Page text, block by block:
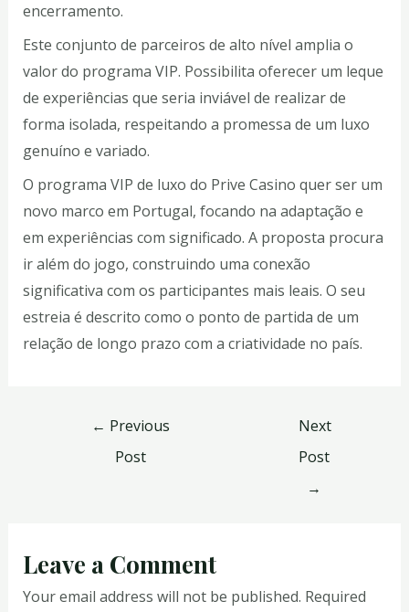
encerramento.
Este conjunto de parceiros de alto nível amplia o
valor do programa VIP. Possibilita oferecer um leque
de experiências que seria inviável de realizar de
forma isolada, respeitando a promessa de um luxo
genuíno e variado.
O programa VIP de luxo do Prive Casino quer ser um
novo marco em Portugal, focando na adaptação e
em experiências com significado. A proposta procura
ir além do jogo, construindo uma conexão
significativa com os participantes mais leais. O seu
estreia é descrito como o ponto de partida de um
relação de longo prazo com a criatividade no país.
← Previous
Post
Next
Post
→
Leave a Comment
Your email address will not be published. Required